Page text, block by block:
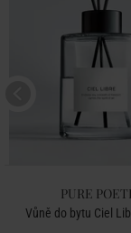
PURE
Vůně do bytu Ciel